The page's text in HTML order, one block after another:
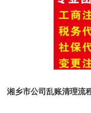
湘乡市公司乱账清理流